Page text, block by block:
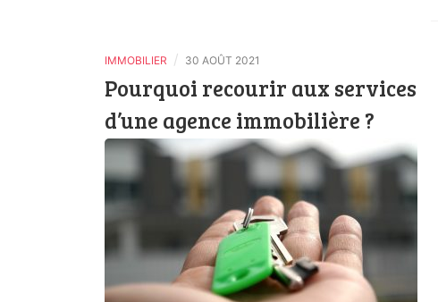
IMMOBILIER / 30 AOÛT 2021
Pourquoi recourir aux services
d’une agence immobilière ?